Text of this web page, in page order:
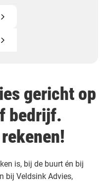
gericht op
bedrijf.
is, bij de buurt én bij
bij Veldsink Advies,